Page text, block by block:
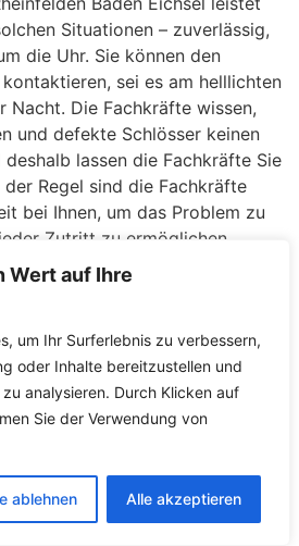
Wert auf Ihre
um Ihr Surferlebnis zu verbessern,
oder Inhalte bereitzustellen und
analysieren. Durch Klicken auf
Sie der Verwendung von
ablehnen Alle akzeptieren
Situationen – zuverlässig,
die Uhr. Sie können den
sei es am helllichten
Nacht. Die Fachkräfte wissen,
und defekte Schlösser keinen
lassen die Fachkräfte Sie
Regel sind die Fachkräfte
bei Ihnen, um das Problem zu
Zutritt zu ermöglichen.
Sekunde unaufmerksam, und die
der Schlüssel noch
das jedem passieren
geschulten Mitarbeiter öffnen
Baden Eichsel täglich
Handgriffe. Meist gelingt
Tür ohne jegliche Beschädigung
Türfallenkarten oder
die Fachkräfte die Türfalle und